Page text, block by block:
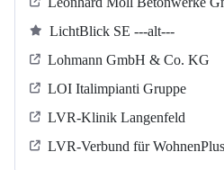
LichtBlick SE ---alt---
Lohmann GmbH & Co. KG
LOI Italimpianti Gruppe
LVR-Klinik Langenfeld
LVR-Verbund für